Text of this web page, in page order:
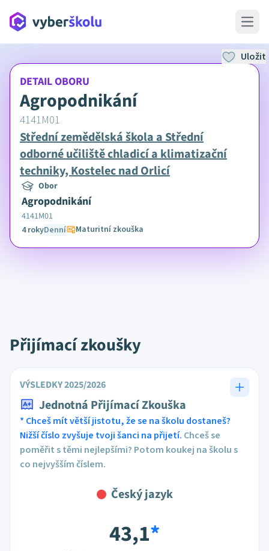
Open
DETAIL OBORU
Agropodnikání
4141M01
Střední zemědělská škola a Střední
odborné učiliště chladicí a klimatizační
techniky, Kostelec nad Orlicí
Obor
Agropodnikání
4141M01
4 rokyDenní Maturitní zkouška
Uložit
Přijímací zkoušky
VÝSLEDKY 2025/2026
Jednotná Přijímací Zkouška
* Chceš mít větší jistotu, že se na školu dostaneš?
Nižší číslo zvyšuje tvoji šanci na přijetí. Chceš se
poměřit s těmi nejlepšími? Potom koukej na školu s
co nejvyšším číslem.
Český jazyk
43,1*